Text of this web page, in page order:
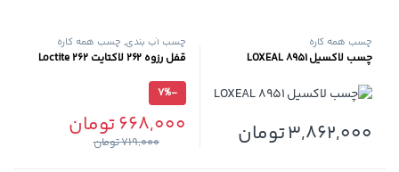
چسب همه کاره
چسب لاکسیل 8951 LOXEAL
3,862,000تومان
چسب آب بندی, چسب همه کاره
قفل رزوه 262 لاکتایت Loctite 262
-
7%
668,000تومان
719,000تومان